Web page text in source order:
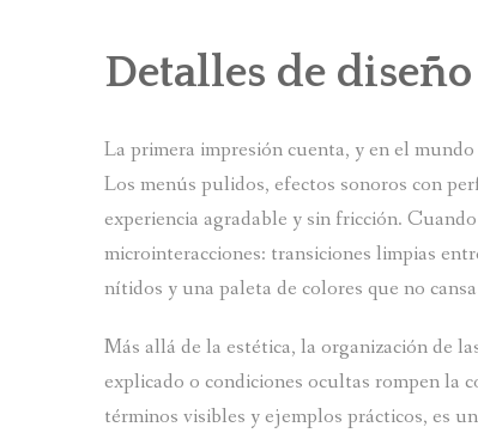
Detalles de
La primera impresión cuenta, y en el
Los menús pulidos, efectos sonoros con
experiencia agradable y sin fricción.
microinteracciones: transiciones limpias
nítidos y una paleta de colores que no
Más allá de la estética, la organización de
explicado o condiciones ocultas rompen la
términos visibles y ejemplos prácticos, es